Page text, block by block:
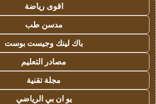
اقوى رياضة
مدسن طب
باك لينك وجيست بوست
مصادر التعليم
مجلة تقنية
يو ان بي الرياضي